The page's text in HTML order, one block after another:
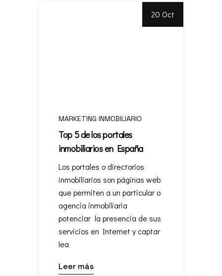
20 Oct
MARKETING INMOBILIARIO
Top 5 de los portales
inmobiliarios en España
Los portales o directorios
inmobiliarios son páginas web
que permiten a un particular o
agencia inmobiliaria
potenciar la presencia de sus
servicios en Internet y captar
lea
Leer más